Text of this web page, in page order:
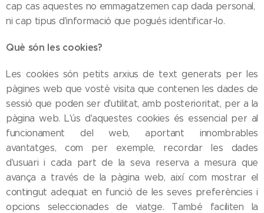
cap cas aquestes no emmagatzemen cap dada personal,
ni cap tipus d'informació que pogués identificar-lo.
Què són les cookies?
Les cookies són petits arxius de text generats per les
pàgines web que vostè visita que contenen les dades de
sessió que poden ser d'utilitat, amb posterioritat, per a la
pàgina web. L'ús d'aquestes cookies és essencial per al
funcionament del web, aportant innombrables
avantatges, com per exemple, recordar les dades
d'usuari i cada part de la seva reserva a mesura que
avança a través de la pàgina web, així com mostrar el
contingut adequat en funció de les seves preferències i
opcions seleccionades de viatge. També faciliten la